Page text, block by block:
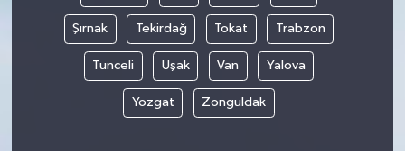
Şırnak Tekirdağ Tokat Trabzon
Tunceli Uşak Van Yalova
Yozgat Zonguldak